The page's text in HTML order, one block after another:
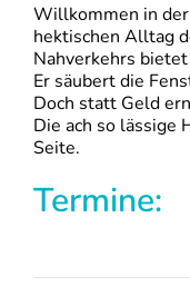
Willkommen in
hektischen Alltag
Nahverkehrs
Er säubert die
Doch statt Geld
Die ach so lässige
Seite.
Termine: